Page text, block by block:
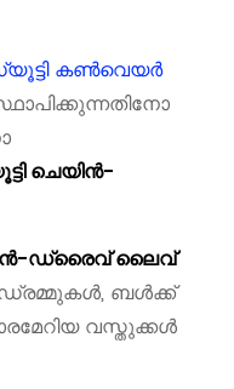
കൺവെയർ
ചെയിൻ-
ഡ്രൈവ് ലൈവ്
ബൾക്ക്
വസ്തുക്കൾ